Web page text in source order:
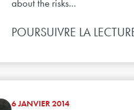
about the risks...
POURSUIVRE LA
6 JANVIER 2014